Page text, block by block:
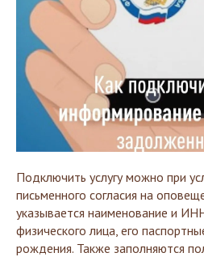
Подключить услугу можно при
письменного согласия на
указывается наименование и
физического лица, его
рождения. Также заполняются